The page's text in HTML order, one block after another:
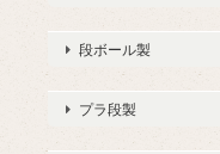
段ボール製
プラ段製